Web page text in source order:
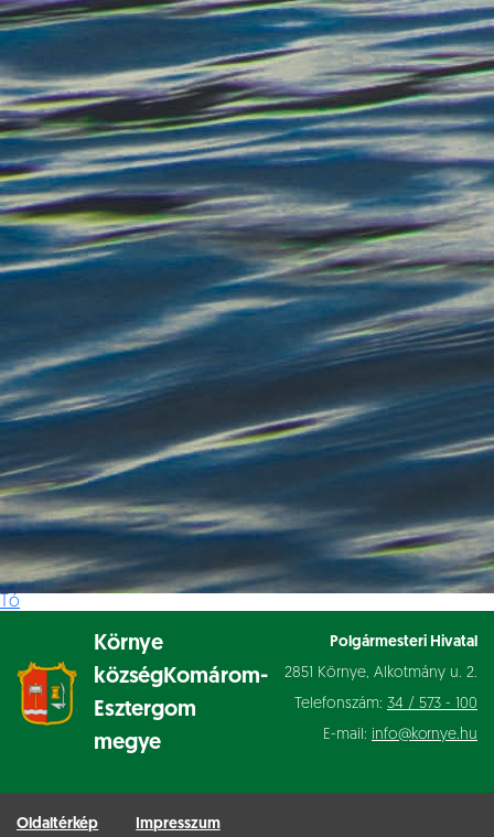
Tó
Környe
község Komárom-
Esztergom
megye
Polgármesteri Hivatal
2851 Környe, Alkotmány u. 2.
Telefonszám: 34 / 573 - 100
E-mail: info@kornye.hu
Oldaltérkép
Impresszum